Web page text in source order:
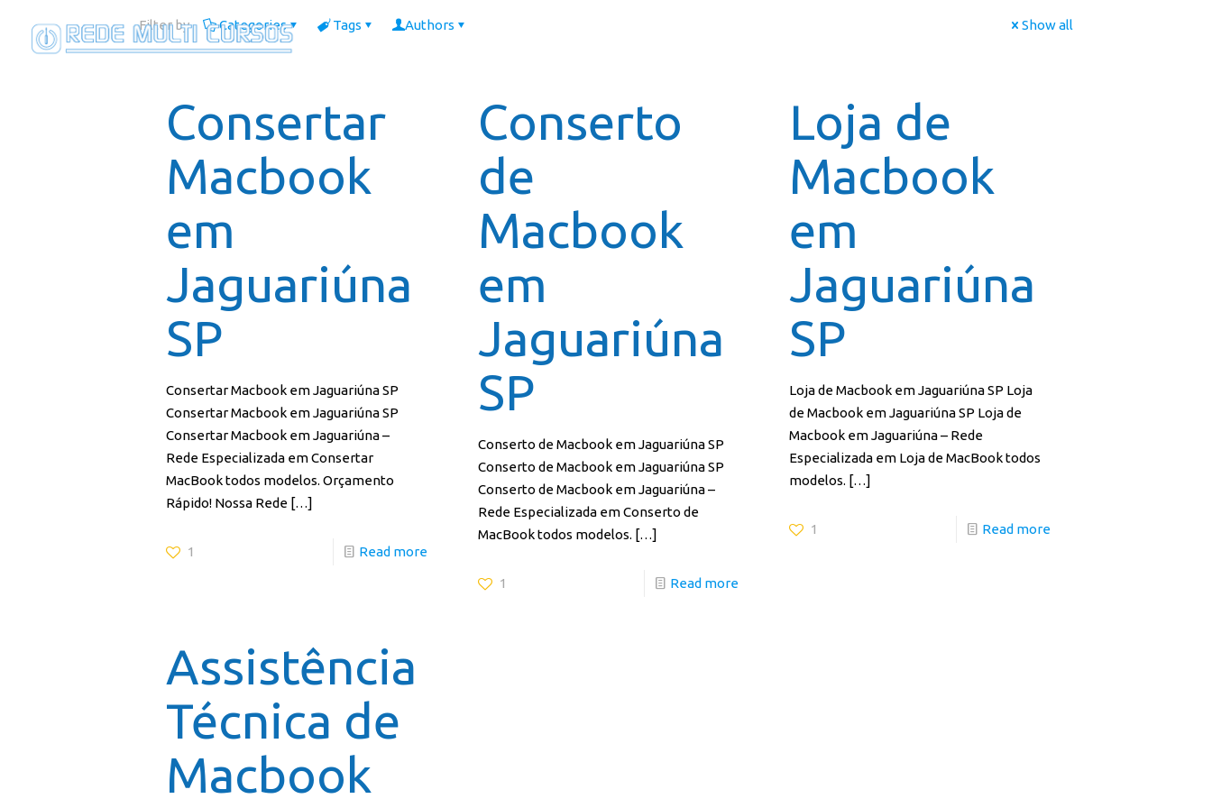
Filter by Categories Tags Authors Show all
Consertar
Macbook
em
Jaguariúna
SP
Consertar Macbook em Jaguariúna SP
Consertar Macbook em Jaguariúna SP
Consertar Macbook em Jaguariúna –
Rede Especializada em Consertar
MacBook todos modelos. Orçamento
Rápido! Nossa Rede […]
1 Read more
Conserto
de
Macbook
em
Jaguariúna
SP
Conserto de Macbook em Jaguariúna SP
Conserto de Macbook em Jaguariúna SP
Conserto de Macbook em Jaguariúna –
Rede Especializada em Conserto de
MacBook todos modelos. […]
1 Read more
Loja de
Macbook
em
Jaguariúna
SP
Loja de Macbook em Jaguariúna SP Loja
de Macbook em Jaguariúna SP Loja de
Macbook em Jaguariúna – Rede
Especializada em Loja de MacBook todos
modelos. […]
1 Read more
Assistência
Técnica de
Macbook